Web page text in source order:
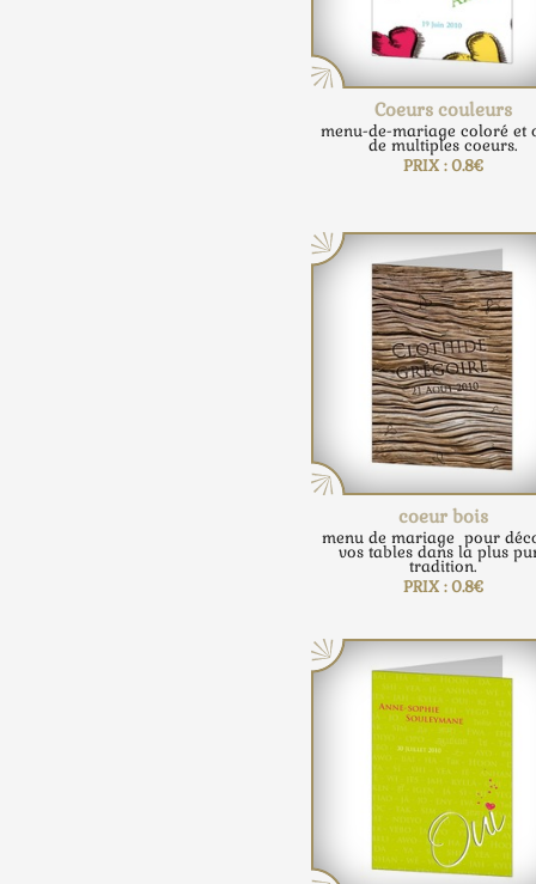
Coeurs couleurs
menu-de-mariage coloré et
de multiples coeurs.
PRIX : 0.8€
coeur bois
menu de mariage pour
vos tables dans la plus
tradition.
PRIX : 0.8€